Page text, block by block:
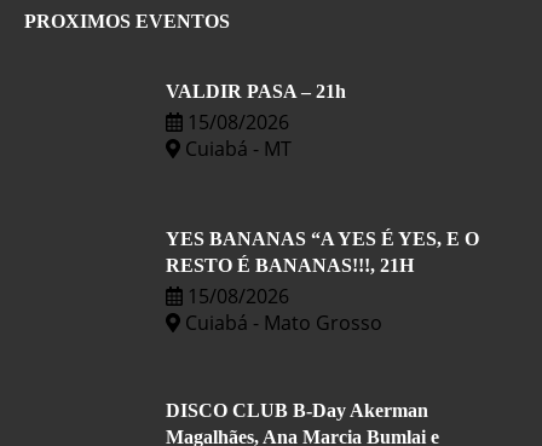
PROXIMOS EVENTOS
VALDIR PASA – 21h
15/08/2026
Cuiabá - MT
YES BANANAS “A YES É YES, E O
RESTO É BANANAS!!!, 21H
15/08/2026
Cuiabá - Mato Grosso
DISCO CLUB B-Day Akerman
Magalhães, Ana Marcia Bumlai e